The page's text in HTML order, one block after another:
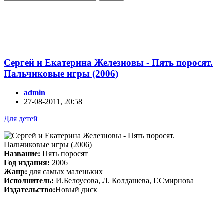
Сергей и Екатeрина Железновы - Пять поросят.
Пальчиковые игры (2006)
admin
27-08-2011, 20:58
Для детей
Название: Пять поросят
Год издания: 2006
Жанр: для самых маленьких
Исполнитель: И.Белоусова, Л. Колдашева, Г.Смирнова
Издательство:Новый диск